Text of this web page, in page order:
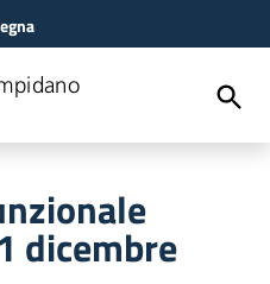
dicembre